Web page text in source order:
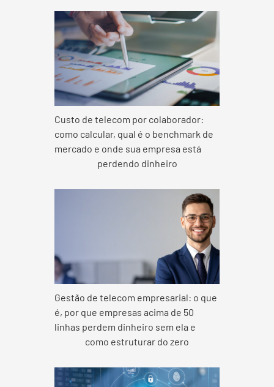
Custo de telecom por colaborador:
como calcular, qual é o benchmark de
mercado e onde sua empresa está
perdendo dinheiro
Gestão de telecom empresarial: o que
é, por que empresas acima de 50
linhas perdem dinheiro sem ela e
como estruturar do zero